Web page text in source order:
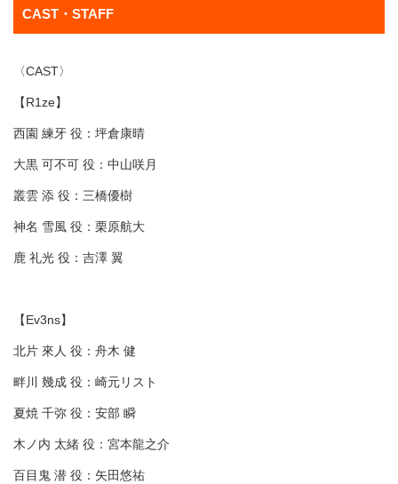
CAST・STAFF
〈CAST〉
【R1ze】
西園 練牙 役：坪倉康晴
大黒 可不可 役：中山咲月
叢雲 添 役：三橋優樹
神名 雪風 役：栗原航大
鹿 礼光 役：吉澤 翼
【Ev3ns】
北片 來人 役：舟木 健
畔川 幾成 役：崎元リスト
夏焼 千弥 役：安部 瞬
木ノ内 太緒 役：宮本龍之介
百目鬼 潜 役：矢田悠祐